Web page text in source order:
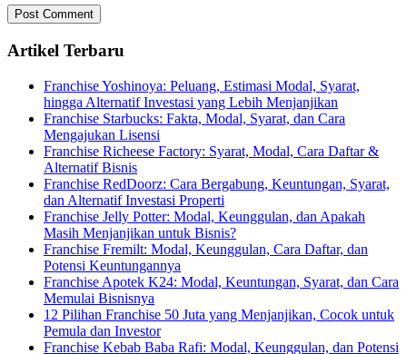
Artikel Terbaru
Franchise Yoshinoya: Peluang, Estimasi Modal, Syarat,
hingga Alternatif Investasi yang Lebih Menjanjikan
Franchise Starbucks: Fakta, Modal, Syarat, dan Cara
Mengajukan Lisensi
Franchise Richeese Factory: Syarat, Modal, Cara Daftar &
Alternatif Bisnis
Franchise RedDoorz: Cara Bergabung, Keuntungan, Syarat,
dan Alternatif Investasi Properti
Franchise Jelly Potter: Modal, Keunggulan, dan Apakah
Masih Menjanjikan untuk Bisnis?
Franchise Fremilt: Modal, Keunggulan, Cara Daftar, dan
Potensi Keuntungannya
Franchise Apotek K24: Modal, Keuntungan, Syarat, dan Cara
Memulai Bisnisnya
12 Pilihan Franchise 50 Juta yang Menjanjikan, Cocok untuk
Pemula dan Investor
Franchise Kebab Baba Rafi: Modal, Keunggulan, dan Potensi